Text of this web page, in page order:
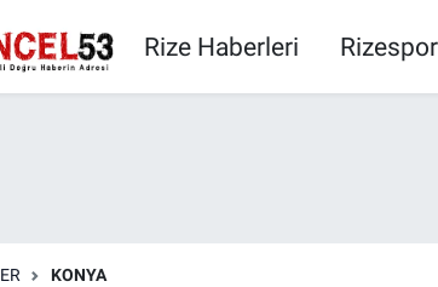
Rize Haberleri Rizespor
KONYA